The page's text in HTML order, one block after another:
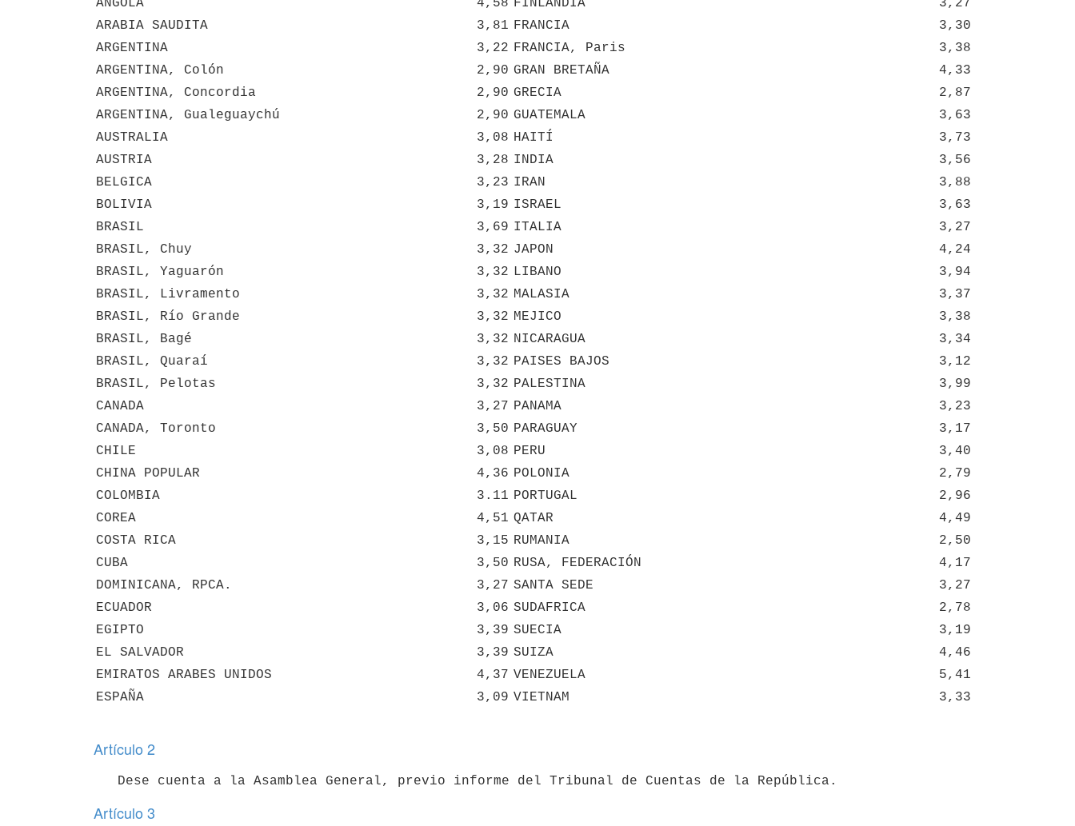
ARABIA SAUDITA
3,81 FRANCIA
3,30
ARGENTINA
3,22 FRANCIA, Paris
3,38
ARGENTINA, Colón
2,90 GRAN BRETAÑA
4,33
ARGENTINA, Concordia
2,90 GRECIA
2,87
ARGENTINA, Gualeguaychú
2,90 GUATEMALA
3,63
AUSTRALIA
3,08 HAITÍ
3,73
AUSTRIA
3,28 INDIA
3,56
BELGICA
3,23 IRAN
3,88
BOLIVIA
3,19 ISRAEL
3,63
BRASIL
3,69 ITALIA
3,27
BRASIL, Chuy
3,32 JAPON
4,24
BRASIL, Yaguarón
3,32 LIBANO
3,94
BRASIL, Livramento
3,32 MALASIA
3,37
BRASIL, Río Grande
3,32 MEJICO
3,38
BRASIL, Bagé
3,32 NICARAGUA
3,34
BRASIL, Quaraí
3,32 PAISES BAJOS
3,12
BRASIL, Pelotas
3,32 PALESTINA
3,99
CANADA
3,27 PANAMA
3,23
CANADA, Toronto
3,50 PARAGUAY
3,17
CHILE
3,08 PERU
3,40
CHINA POPULAR
4,36 POLONIA
2,79
COLOMBIA
3.11 PORTUGAL
2,96
COREA
4,51 QATAR
4,49
COSTA RICA
3,15 RUMANIA
2,50
CUBA
3,50 RUSA, FEDERACIÓN
4,17
DOMINICANA, RPCA.
3,27 SANTA SEDE
3,27
ECUADOR
3,06 SUDAFRICA
2,78
EGIPTO
3,39 SUECIA
3,19
EL SALVADOR
3,39 SUIZA
4,46
EMIRATOS ARABES UNIDOS
4,37 VENEZUELA
5,41
ESPAÑA
3,09 VIETNAM 3,33
Artículo 2
Artículo 3